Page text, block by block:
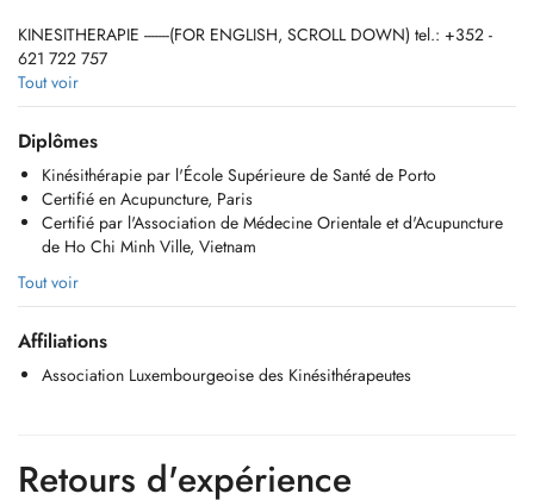
KINESITHERAPIE -------(FOR ENGLISH, SCROLL DOWN) tel.: +352 -
621 722 757
Site web: https://www.diogo-kinepunctura.com
Ce qui me motive : Apporter des conseils et astuces pour
accompagner le patient dans son changement dhabitudes afin darriver
à des résultats durables.
Je suis aussi habilité à soigner les patients avec des douleurs
chroniques, ceux pour lesquels les traitements plus conventionnels ne
fonctionnent pas.
coude, etc.) - gérer la douleur chronique - ergonomie au travail -
amélioration de la
STRONG BACK
Bâtir un dos fort et stable capable dendurer vos journées de travail ou
Tout voir
Diplômes
Kinésithérapie par l'École Supérieure de Santé de Porto
Certifié en Acupuncture, Paris
Certifié par l'Association de Médecine Orientale et d'Acupuncture
de Ho Chi Minh Ville, Vietnam
Tout voir
Affiliations
Association Luxembourgeoise des Kinésithérapeutes
Retours d'expérience